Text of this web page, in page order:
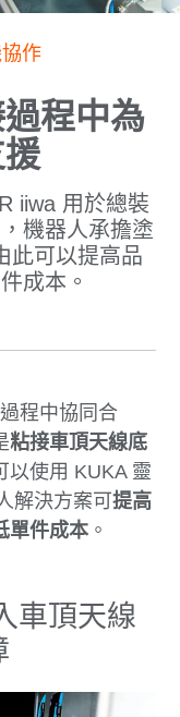
作
程中為
iiwa 用於總裝
機器人承擔塗
此可以提高品
成本。
程中協同合
粘接車頂天線底
以使用 KUKA 靈
解決方案可提高
單件成本 。
車頂天線